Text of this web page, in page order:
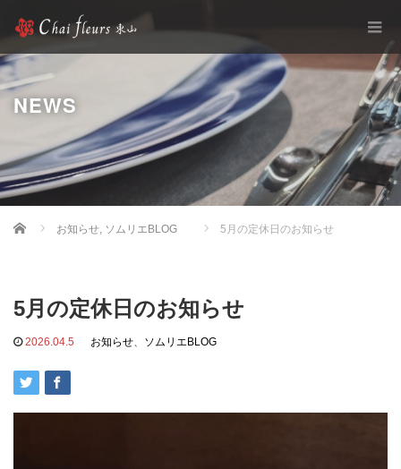
NEWS
Home お知らせ, ソムリエBLOG 5月の定休日のお知らせ
5月の定休日のお知らせ
2026.04.5 お知らせ、 ソムリエBLOG